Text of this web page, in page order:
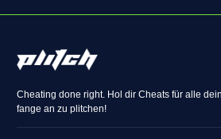
Cheating done right. Hol dir Cheats für alle
fange an zu plitchen!